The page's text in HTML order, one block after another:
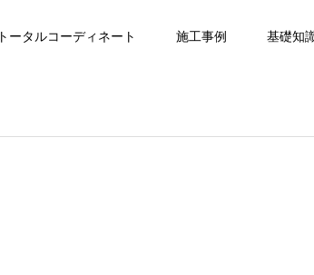
トータルコーディネート 施工事例 基礎知